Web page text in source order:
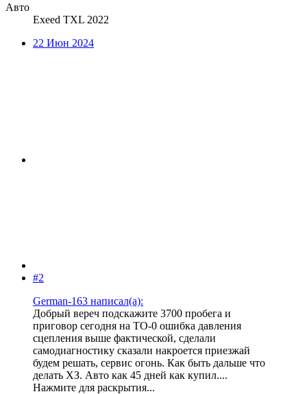
Авто
Exeed TXL 2022
22 Июн 2024
#2
German-163 написал(а):
Добрый вереч подскажите 3700 пробега и
приговор сегодня на ТО-0 ошибка давления
сцепления выше фактической, сделали
самодиагностику сказали накроется приезжай
будем решать, сервис огонь. Как быть дальше что
делать ХЗ. Авто как 45 дней как купил....
Нажмите для раскрытия...